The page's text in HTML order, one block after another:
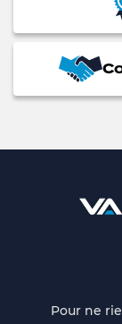
Pour ne